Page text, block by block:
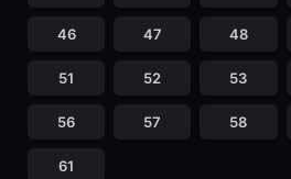
46 47 48
51 52 53
56 57 58
61